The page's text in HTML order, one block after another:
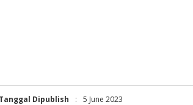
Tanggal Dipublish :
5 June 2023